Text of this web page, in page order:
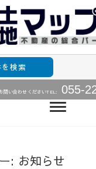
山梨不動産
ートナー
古住宅・
県甲府市山梨全域の不動産
宅･中古マンショ
検索
問い合わせくださいTEL: 055-
: お知らせ